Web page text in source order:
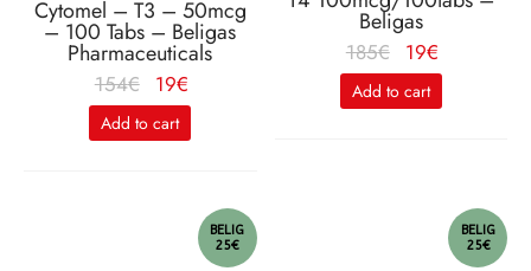
Cytomel – T3 – 50mcg
– 100 Tabs – Beligas
Pharmaceuticals
154€
Le
prix
initial
19€
actuel
19€.
Add to cart
Beligas
185€
Le
prix
initial
19€
actuel
Add to cart
BELIG
25€
BELIG
25€